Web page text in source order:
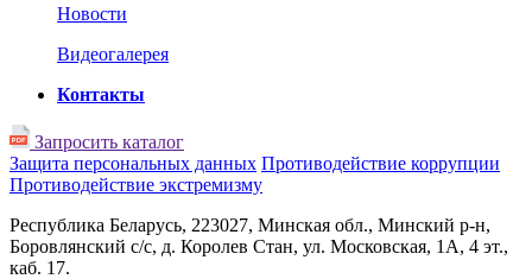
Новости
Видеогалерея
Контакты
Запросить каталог
Защита персональных данных Противодействие коррупции
Противодействие экстремизму
Республика Беларусь, 223027, Минская обл., Минский р-н,
Боровлянский с/с, д. Королев Стан, ул. Московская, 1А, 4 эт.,
каб. 17.